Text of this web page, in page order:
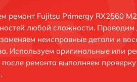
ремонт Fujitsu Primergy RX2560
любой сложности. Проводим
неисправные детали и
Используем оригинальные или
после ремонта выполняем